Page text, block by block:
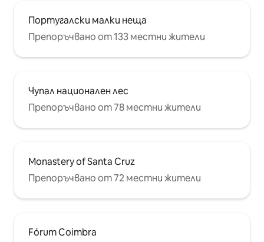
Португалски малки неща
Препоръчвано от 133 местни жители
Чупал национален лес
Препоръчвано от 78 местни жители
Monastery of Santa Cruz
Препоръчвано от 72 местни жители
Fórum Coimbra